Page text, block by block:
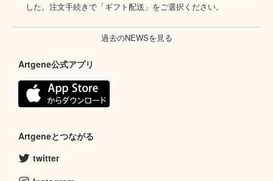
した。注文手続きで「ギフト配送」をご選択ください。
過去のNEWSを見る
Artgene公式アプリ
Artgeneとつながる
twitter